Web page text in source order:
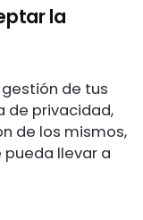
la
de tus
de privacidad,
de los mismos,
pueda llevar a